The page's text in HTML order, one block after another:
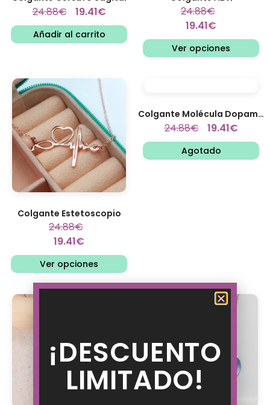
24.88€ 19.41€
Añadir al carrito
24.88€
19.41€
Ver opciones
Colgante Estetoscopio
24.88€
19.41€
Ver opciones
Colgante Molécula Dopamina
24.88€ 19.41€
Agotado
¡DESCUENTO
LIMITADO!